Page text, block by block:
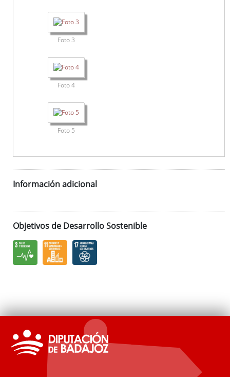
Foto 3
Foto 4
Foto 5
Información adicional
Objetivos de Desarrollo Sostenible